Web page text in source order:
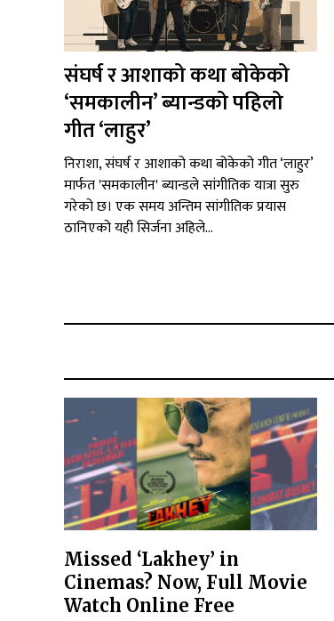
संघर्ष र आशाको कथा बोकेको
‘समकालीन’ ब्यान्डको पहिलो
गीत ‘लाहुर’
निराशा, संघर्ष र आशाको कथा बोकेको गीत ‘लाहुर’
मार्फत 'समकालीन' ब्यान्डले सांगीतिक यात्रा सुरु
गरेको छ। एक समय अन्तिम सांगीतिक प्रयास
ठानिएको यही सिर्जना अहिले...
Missed ‘Lakhey’ in
Cinemas? Now, Full Movie
Watch Online Free